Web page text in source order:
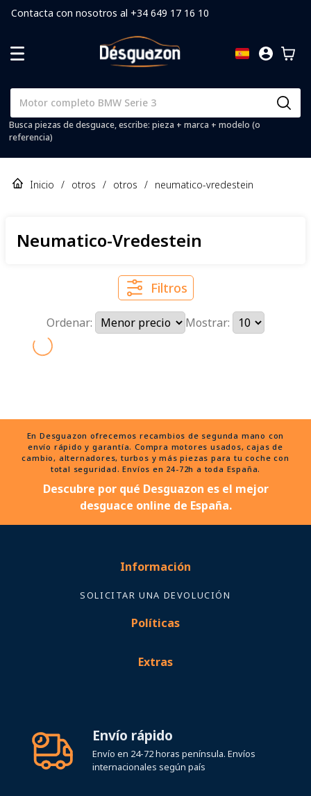
Contacta con nosotros al +34 649 17 16 10
Busca piezas de desguace, escribe: pieza + marca + modelo (o
referencia)
Inicio / otros / otros / neumatico-vredestein
Neumatico-Vredestein
Filtros
Ordenar: Mostrar:
envío rápido y garantía. Compra motores usados, cajas de
cambio, alternadores, turbos y más piezas para tu coche con
total seguridad. Envíos en 24-72h a toda España.
Descubre por qué Desguazon es el mejor
desguace online de España.
SOLICITAR UNA DEVOLUCIÓN
Políticas
Envío en 24-72 horas península. Envíos
internacionales según país